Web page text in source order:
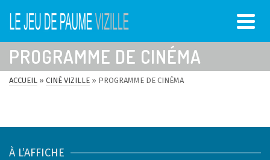
PROGRAMME DE CINÉMA
ACCUEIL » CINÉ VIZILLE » PROGRAMME DE CINÉMA
À L’AFFICHE